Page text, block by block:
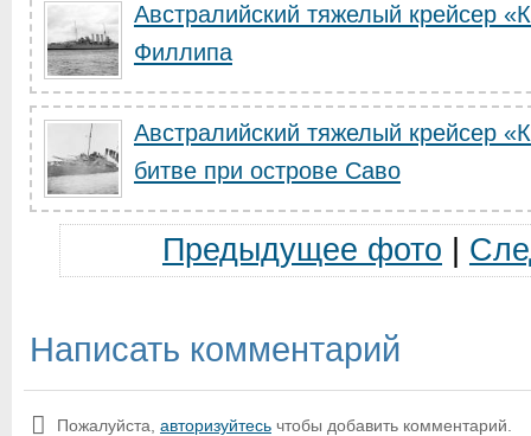
Австралийский тяжелый крейсер
Филлипа
Австралийский тяжелый крейсер
битве при острове Саво
Предыдущее фото
Написать комментарий
Пожалуйста, авторизуйтесь чтобы добавить комментарий.